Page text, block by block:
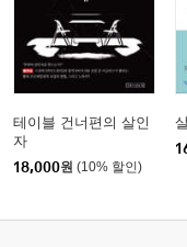
테이블 건너편의 살인
자
18,000원 (10% 할인)